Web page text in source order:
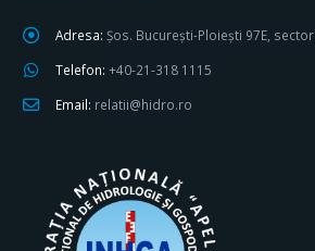
Adresa: Șos. București-Ploiești 97E,
Telefon: +40-21-318 1115
Email: relatii@hidro.ro